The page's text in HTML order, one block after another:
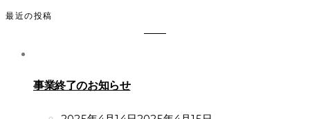
最近の投稿
事業終了のお知らせ